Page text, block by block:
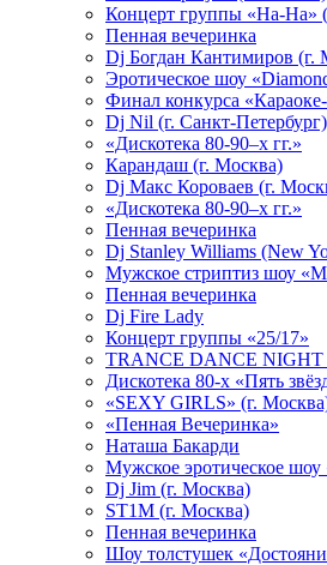
Концерт группы «На-На»
Пенная вечеринка
Dj Богдан Кантимиров (г.
Эротическое шоу
Финал конкурса
Dj Nil (г. Санкт-Петербург)
«Дискотека 80-90–х гг.»
Карандаш (г. Москва)
Dj Макс Короваев (г.
«Дискотека 80-90–х гг.»
Пенная вечеринка
Dj Stanley Williams (New
Мужское стриптиз шоу
Пенная вечеринка
Dj Fire Lady
Концерт группы «25/17»
TRANCE DANCE
Дискотека 80-х «Пять
«SEXY GIRLS» (г.
«Пенная Вечеринка»
Hаташа Бакарди
Мужское эротическое
Dj Jim (г. Москва)
ST1M (г. Москва)
Пенная вечеринка
Шоу толстушек